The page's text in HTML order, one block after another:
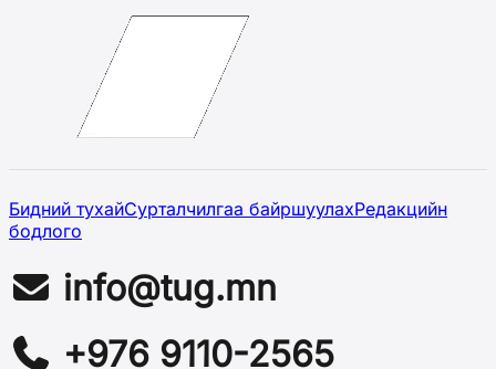
Бидний тухайСурталчилгаа байршуулахРедакцийн
бодлого
info@tug.mn
+976 9110-2565